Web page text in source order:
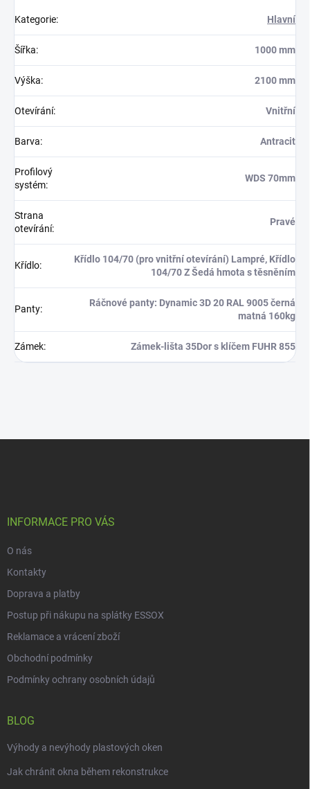
Kategorie: Hlavní
Šířka: 1000 mm
Výška: 2100 mm
Otevírání: Vnitřní
Barva: Antracit
Profilový
systém:
WDS 70mm
Strana
otevírání:
Pravé
Křídlo:
Křídlo 104/70 (pro vnitřní otevírání) Lampré, Křídlo
104/70 Z Šedá hmota s těsněním
Panty:
Ráčnové panty: Dynamic 3D 20 RAL 9005 černá
matná 160kg
Zámek: Zámek-lišta 35Dor s klíčem FUHR 855
INFORMACE PRO VÁS
O nás
Kontakty
Doprava a platby
Postup při nákupu na splátky ESSOX
Reklamace a vrácení zboží
Obchodní podmínky
Podmínky ochrany osobních údajů
BLOG
Výhody a nevýhody plastových oken
Jak chránit okna během rekonstrukce